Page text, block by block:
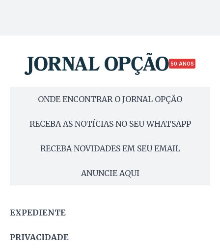
50 ANOS
ONDE ENCONTRAR O JORNAL OPÇÃO
RECEBA AS NOTÍCIAS NO SEU WHATSAPP
RECEBA NOVIDADES EM SEU EMAIL
ANUNCIE AQUI
EXPEDIENTE
PRIVACIDADE